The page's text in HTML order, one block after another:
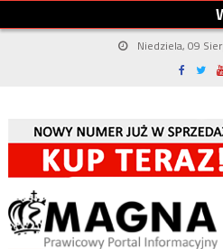
Niedziela, 09